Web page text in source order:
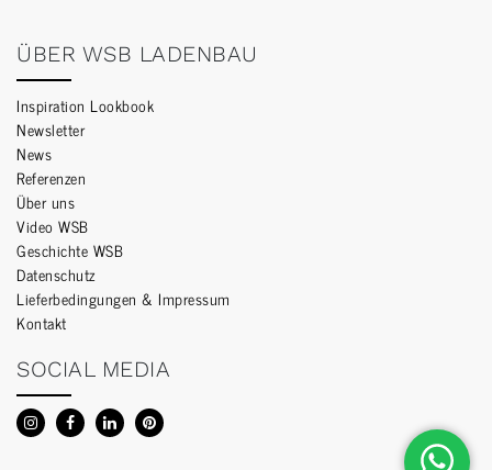
ÜBER WSB LADENBAU
Inspiration Lookbook
Newsletter
News
Referenzen
Über uns
Video WSB
Geschichte WSB
Datenschutz
Lieferbedingungen & Impressum
Kontakt
SOCIAL MEDIA